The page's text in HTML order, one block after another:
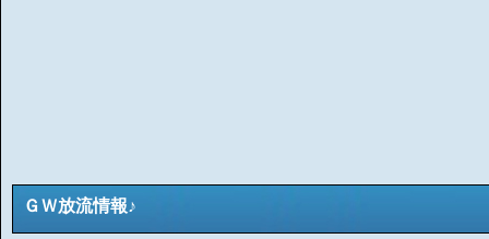
ＧＷ放流情報♪